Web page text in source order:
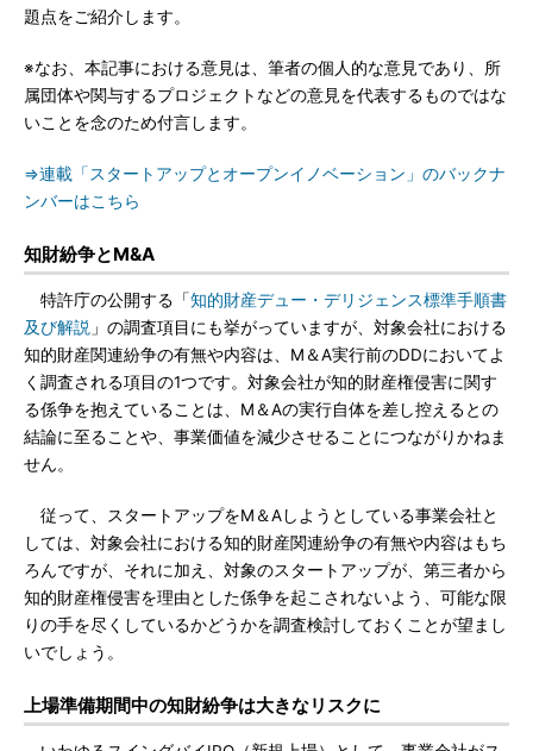
題点をご紹介します。
※なお、本記事における意見は、筆者の個人的な意見であり、所
属団体や関与するプロジェクトなどの意見を代表するものではな
いことを念のため付言します。
⇒連載「スタートアップとオープンイノベーション」のバックナ
ンバーはこちら
知財紛争とM&A
特許庁の公開する「知的財産デュー・デリジェンス標準手順書
及び解説 」の調査項目にも挙がっていますが、対象会社における
知的財産関連紛争の有無や内容は、M＆A実行前のDDにおいてよ
く調査される項目の1つです。対象会社が知的財産権侵害に関す
る係争を抱えていることは、M＆Aの実行自体を差し控えるとの
結論に至ることや、事業価値を減少させることにつながりかねま
せん。
従って、スタートアップをM＆Aしようとしている事業会社と
しては、対象会社における知的財産関連紛争の有無や内容はもち
ろんですが、それに加え、対象のスタートアップが、第三者から
知的財産権侵害を理由とした係争を起こされないよう、可能な限
りの手を尽くしているかどうかを調査検討しておくことが望まし
いでしょう。
上場準備期間中の知財紛争は大きなリスクに